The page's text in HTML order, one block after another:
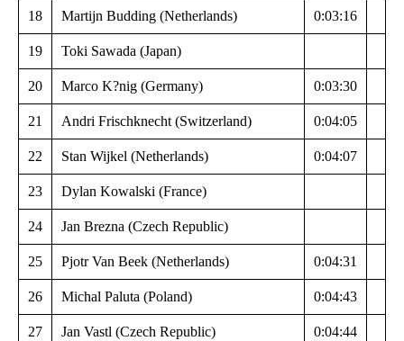
18 Martijn Budding (Netherlands) 0:03:16
19 Toki Sawada (Japan)
20 Marco K?nig (Germany) 0:03:30
21 Andri Frischknecht (Switzerland) 0:04:05
22 Stan Wijkel (Netherlands) 0:04:07
23 Dylan Kowalski (France)
24 Jan Brezna (Czech Republic)
25 Pjotr Van Beek (Netherlands) 0:04:31
26 Michal Paluta (Poland) 0:04:43
27 Jan Vastl (Czech Republic) 0:04:44